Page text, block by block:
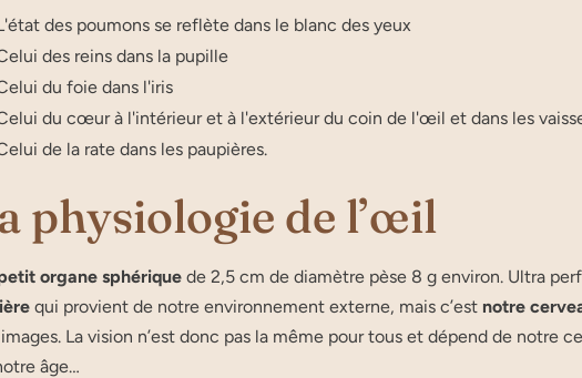
des poumons se reflète dans le blanc des yeux
des reins dans la pupille
du foie dans l'iris
du cœur à l'intérieur et à l'extérieur du coin de l'œil et dans les
de la rate dans les paupières.
physiologie de l’œil
organe sphériquede 2,5 cm de diamètre pèse 8 g environ. Ultra
qui provient de notre environnement externe, mais c’est notre
La vision n’est donc pas la même pour tous et dépend de notre
âge…